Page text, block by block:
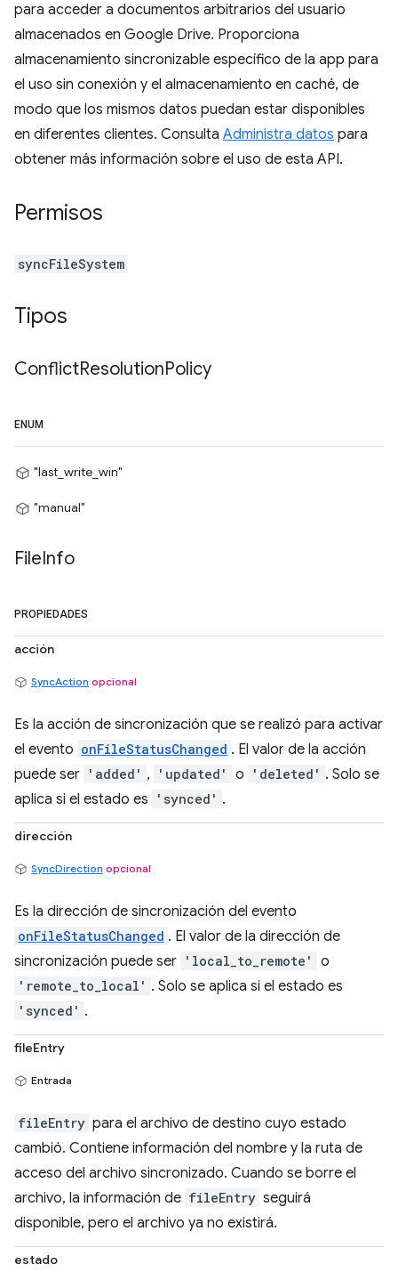
para acceder a documentos arbitrarios del usuario
almacenados en Google Drive. Proporciona
almacenamiento sincronizable específico de la app para
el uso sin conexión y el almacenamiento en caché, de
modo que los mismos datos puedan estar disponibles
en diferentes clientes. Consulta Administra datos para
obtener más información sobre el uso de esta API.
Permisos
syncFileSystem
Tipos
ConflictResolutionPolicy
ENUM
"last_write_win"
"manual"
FileInfo
PROPIEDADES
acción
SyncAction opcional
Es la acción de sincronización que se realizó para activar
el evento onFileStatusChanged . El valor de la acción
puede ser 'added' , 'updated' o 'deleted' . Solo se
aplica si el estado es
'synced' .
dirección
SyncDirection opcional
Es la dirección de sincronización del evento
onFileStatusChanged . El valor de la dirección de
sincronización puede ser 'local_to_remote' o
'remote_to_local' . Solo se aplica si el estado es
'synced' .
fileEntry
Entrada
fileEntry para el archivo de destino cuyo estado
cambió. Contiene información del nombre y la ruta de
acceso del archivo sincronizado. Cuando se borre el
archivo, la información de fileEntry seguirá
disponible, pero el archivo ya no existirá.
estado